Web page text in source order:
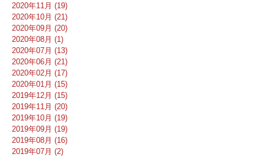
2020年11月 (19)
2020年10月 (21)
2020年09月 (20)
2020年08月 (1)
2020年07月 (13)
2020年06月 (21)
2020年02月 (17)
2020年01月 (15)
2019年12月 (15)
2019年11月 (20)
2019年10月 (19)
2019年09月 (19)
2019年08月 (16)
2019年07月 (2)